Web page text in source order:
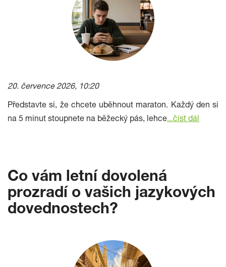
20. července 2026, 10:20
Představte si, že chcete uběhnout maraton. Každý den si
na 5 minut stoupnete na běžecký pás, lehce...číst dál
Co vám letní dovolená
prozradí o vašich jazykových
dovednostech?